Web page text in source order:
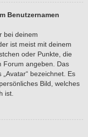
Benutzernamen
bei deinem
ist meist mit deinem
oder Punkte, die
Forum angeben. Das
bezeichnet. Es
Bild, welches
ist.